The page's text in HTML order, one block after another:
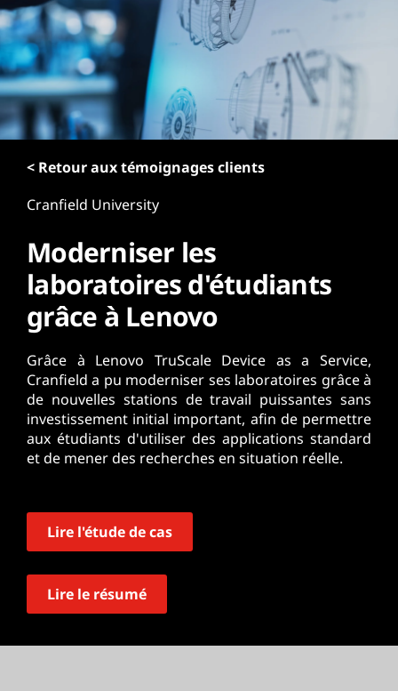
n
u
p
r
i
c
< Retour aux témoignages clients
Cranfield University
Moderniser les
laboratoires d'étudiants
grâce à Lenovo
Grâce à Lenovo TruScale Device as a Service,
Cranfield a pu moderniser ses laboratoires grâce à
de nouvelles stations de travail puissantes sans
investissement initial important, afin de permettre
aux étudiants d'utiliser des applications standard
et de mener des recherches en situation réelle.
Lire l'étude de cas
Lire le résumé